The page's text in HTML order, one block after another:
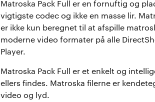
Matroska Pack Full er en fornuftig og
vigtigste codec og ikke en masse lir.
er ikke kun beregnet til at afspille
moderne video formater på alle
Player.
Matroska Pack Full er et enkelt og
ellers findes. Matroska filerne er
video og lyd.